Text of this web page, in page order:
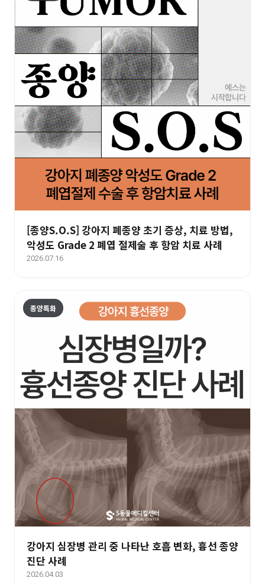
[종양S.O.S] 강아지 폐종양 초기 증상, 치료 방법,
악성도 Grade 2 폐엽 절제술 후 항암 치료 사례
2026.07.16
종양특화
강아지 심장병 관리 중 나타난 호흡 변화, 흉선 종양
진단 사례
2026.04.03